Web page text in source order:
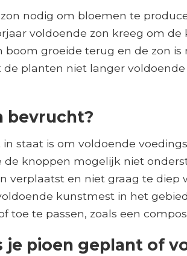
nodig om bloemen te
voldoende zon kreeg om
boom groeide terug en de zon
planten niet langer
bevrucht?
in staat is om voldoende
de knoppen mogelijk niet
verplaatst en niet graag te diep
kunstmest in het
toe te passen, zoals een
je pioen geplant of